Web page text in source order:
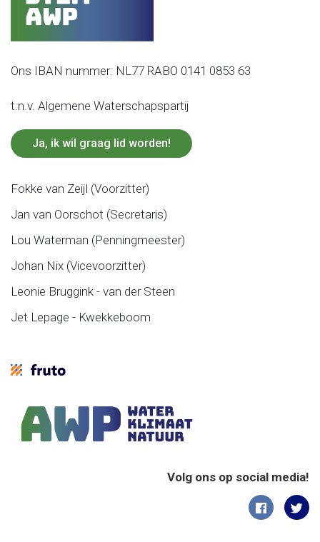
Ons IBAN nummer: NL77 RABO 0141 0853 63
t.n.v. Algemene Waterschapspartij
Ja, ik wil graag lid worden!
Fokke van Zeijl (Voorzitter)
Jan van Oorschot (Secretaris)
Lou Waterman (Penningmeester)
Johan Nix (Vicevoorzitter)
Leonie Bruggink - van der Steen
Jet Lepage - Kwekkeboom
Volg ons op social media!